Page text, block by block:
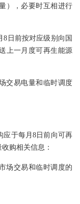
），必要时互相进行
日前按对应级别向国
上一月度可再生能源
交易电量和临时调度
于每月8日前向可再
购相关信息：
场交易和临时调度的